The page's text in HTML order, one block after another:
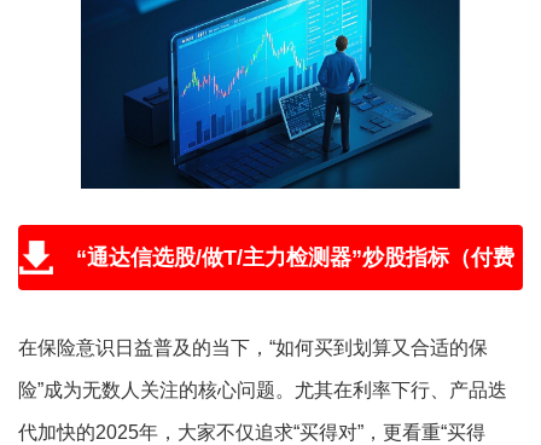
“通达信选股/做T/主力检测器”炒股指标（付费
在保险意识日益普及的当下，“如何买到划算又合适的保
险”成为无数人关注的核心问题。尤其在利率下行、产品迭
代加快的2025年，大家不仅追求“买得对”，更看重“买得